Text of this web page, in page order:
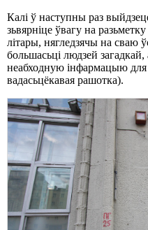
Калі ў наступны раз
зьвярніце ўвагу на
літары, нягледзячы на сваю
большасьці людзей
неабходную інфармацыю
вадасьцёкавая рашотка).